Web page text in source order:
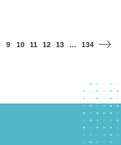
9 10 11 12 13 … 134